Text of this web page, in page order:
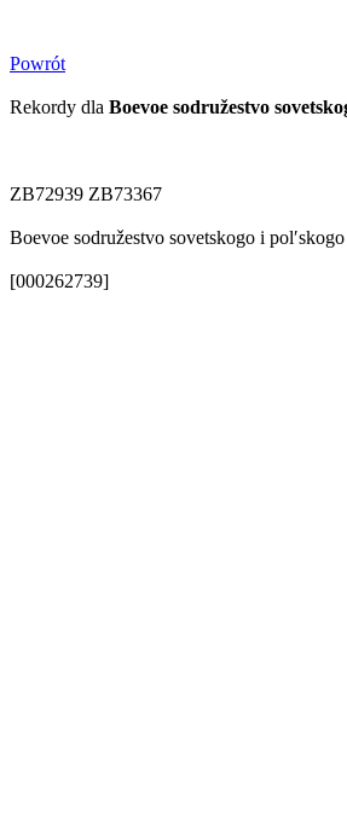
Powrót
Rekordy dla Boevoe sodružestvo
ZB72939 ZB73367
Boevoe sodružestvo sovetskogo i
[000262739]